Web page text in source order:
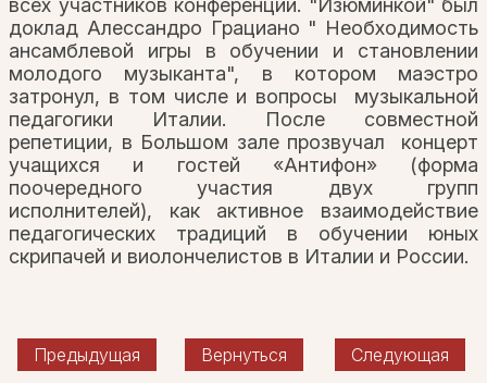
всех участников конференции. "Изюминкой" был
доклад Алессандро Грациано " Необходимость
ансамблевой игры в обучении и становлении
молодого музыканта", в котором маэстро
затронул, в том числе и вопросы музыкальной
педагогики Италии. После совместной
репетиции, в Большом зале прозвучал концерт
учащихся и гостей «Антифон» (форма
поочередного участия двух групп
исполнителей), как активное взаимодействие
педагогических традиций в обучении юных
скрипачей и виолончелистов в Италии и России.
Предыдущая Вернуться Следующая